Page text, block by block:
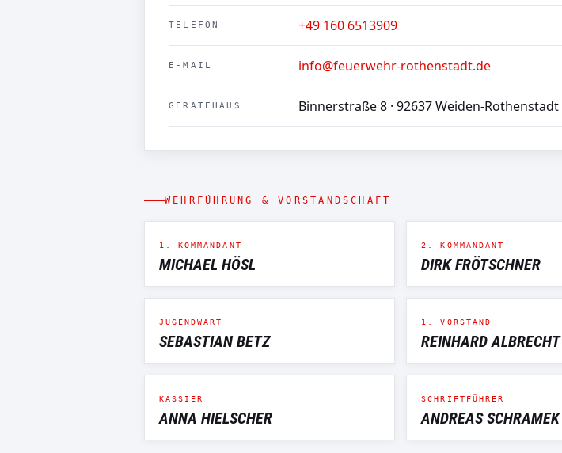
TELEFON +49 160 6513909
E-MAIL info@feuerwehr-rothenstadt.de
GERÄTEHAUS Binnerstraße 8 · 92637 Weiden-Rothenstadt
WEHRFÜHRUNG & VORSTANDSCHAFT
1. KOMMANDANT
MICHAEL HÖSL
2. KOMMANDANT
DIRK FRÖTSCHNER
JUGENDWART
SEBASTIAN BETZ
1. VORSTAND
REINHARD ALBRECHT
KASSIER
ANNA HIELSCHER
SCHRIFTFÜHRER
ANDREAS SCHRAMEK